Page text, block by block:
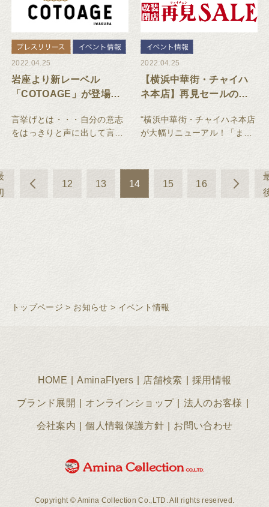
2022.04.25
岩座より新レーベル
「COTOAGE」が登場！
「言葉」によって呼び起
こし、文化として紐解き
言挙げとは・・・自分の意志
をはっきりと声に出して言う
観や神話をベースに、 「良い
ものは良い」「先人が残して
くれたものを繋ぐ」という意
2022.04.25
【横浜中華街・チャイハ
ネ本店】再見セールのお
"横浜中華街・チャイハネ本店
が大幅リニューアル！「また
イツェン】セール開催いたし
ます！改装に伴い、これから
役に立つ商品も60~80％OFF
12 13 14 15 16
トップページ > お知らせ > イベント情報
HOME AminaFlyers 店舗検索 採用情報
ブランド展開 オンラインショップ 法人のお客様
会社案内 個人情報保護方針 お問い合わせ
Copyright © Amina Collection Co.,LTD. All rights reserved.